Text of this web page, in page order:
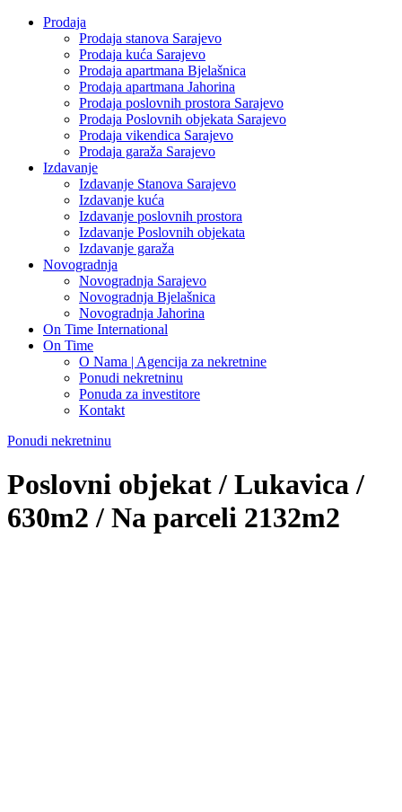
Prodaja
Prodaja stanova Sarajevo
Prodaja kuća Sarajevo
Prodaja apartmana Bjelašnica
Prodaja apartmana Jahorina
Prodaja poslovnih prostora Sarajevo
Prodaja Poslovnih objekata Sarajevo
Prodaja vikendica Sarajevo
Prodaja garaža Sarajevo
Izdavanje
Izdavanje Stanova Sarajevo
Izdavanje kuća
Izdavanje poslovnih prostora
Izdavanje Poslovnih objekata
Izdavanje garaža
Novogradnja
Novogradnja Sarajevo
Novogradnja Bjelašnica
Novogradnja Jahorina
On Time International
On Time
O Nama | Agencija za nekretnine
Ponudi nekretninu
Ponuda za investitore
Kontakt
Ponudi nekretninu
Poslovni objekat / Lukavica /
630m2 / Na parceli 2132m2